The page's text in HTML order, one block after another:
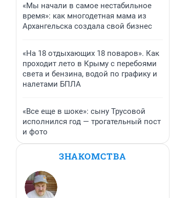
«Мы начали в самое нестабильное
время»: как многодетная мама из
Архангельска создала свой бизнес
«На 18 отдыхающих 18 поваров». Как
проходит лето в Крыму с перебоями
света и бензина, водой по графику и
налетами БПЛА
«Все еще в шоке»: сыну Трусовой
исполнился год — трогательный пост
и фото
ЗНАКОМСТВА